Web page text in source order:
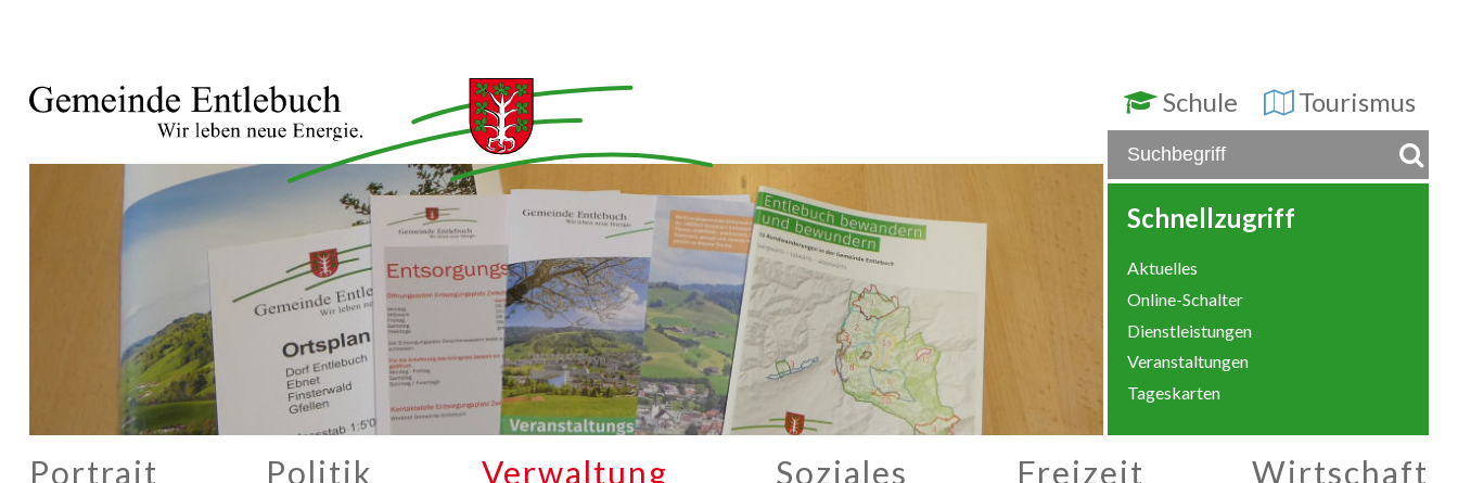
Schule Tourismus
Schnellzugriff
Aktuelles
Online-Schalter
Dienstleistungen
Veranstaltungen
Tageskarten
Portrait Politik Verwaltung Soziales Freizeit Wirtschaft